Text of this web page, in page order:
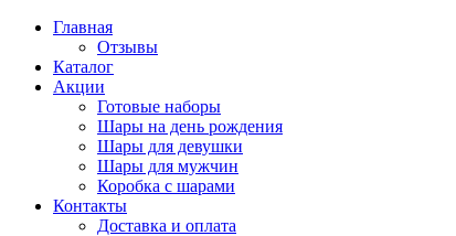
Главная
Отзывы
Каталог
Акции
Готовые наборы
Шары на день рождения
Шары для девушки
Шары для мужчин
Коробка с шарами
Контакты
Доставка и оплата